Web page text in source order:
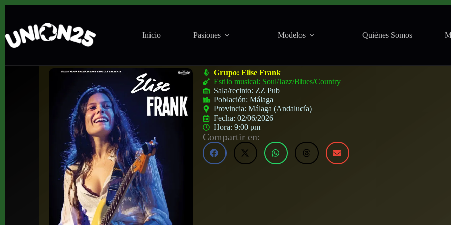
Inicio Pasiones Modelos Quiénes Somos
Grupo:Elise Frank
Estilo musical: Soul/Jazz/Blues/Country
Sala/recinto: ZZ Pub
Población:Málaga
Provincia:Málaga (Andalucía)
Fecha:02/06/2026
Hora:9:00 pm
Compartir en: